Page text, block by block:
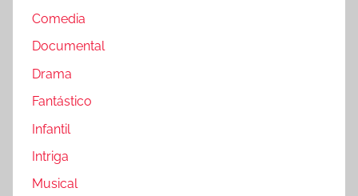
Comedia
Documental
Drama
Fantástico
Infantil
Intriga
Musical